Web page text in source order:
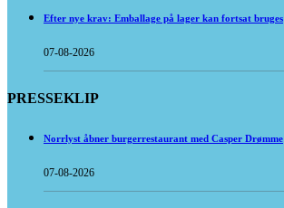
Efter nye krav: Emballage på lager kan fortsat bruges
07-08-2026
PRESSEKLIP
Norrlyst åbner burgerrestaurant med Casper Drømme
07-08-2026